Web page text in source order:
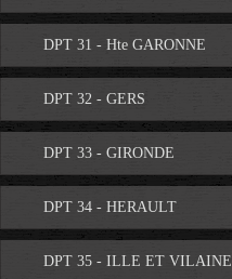
DPT 31 - Hte GARONNE
DPT 32 - GERS
DPT 33 - GIRONDE
DPT 34 - HERAULT
DPT 35 - ILLE ET VILAINE